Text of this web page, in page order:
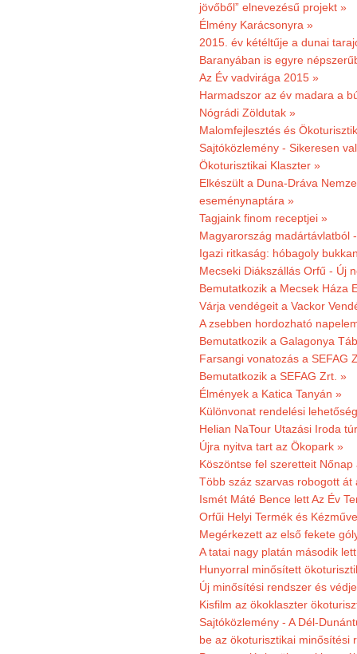
jövőből” elnevezésű projekt »
Élmény Karácsonyra »
2015. év kétéltűje a dunai
Baranyában is egyre
Az Év vadvirága 2015 »
Harmadszor az év madara a
Nógrádi Zöldutak »
Malomfejlesztés és
Sajtóközlemény - Sikeresen
Ökoturisztikai Klaszter »
Elkészült a Duna-Dráva
eseménynaptára »
Tagjaink finom receptjei »
Magyarország madártávlatból
Igazi ritkaság: hóbagoly
Mecseki Diákszállás Orfű - Új
Bemutatkozik a Mecsek Háza
Várja vendégeit a Vackor
A zsebben hordozható
Bemutatkozik a Galagonya
Farsangi vonatozás a SEFAG
Bemutatkozik a SEFAG Zrt. »
Élmények a Katica Tanyán »
Különvonat rendelési
Helian NaTour Utazási Iroda
Újra nyitva tart az Ökopark »
Köszöntse fel szeretteit
Több száz szarvas robogott át
Ismét Máté Bence lett Az Év
Orfűi Helyi Termék és
Megérkezett az első fekete
A tatai nagy platán második
Hunyorral minősített
Új minősítési rendszer és
Kisfilm az ökoklaszter
Sajtóközlemény - A Dél-
be az ökoturisztikai minősítési